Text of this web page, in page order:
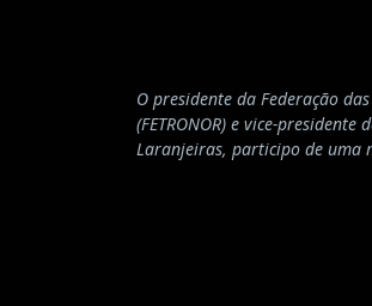
O presidente da Federação
(FETRONOR) e vice-
Laranjeiras, participo de uma